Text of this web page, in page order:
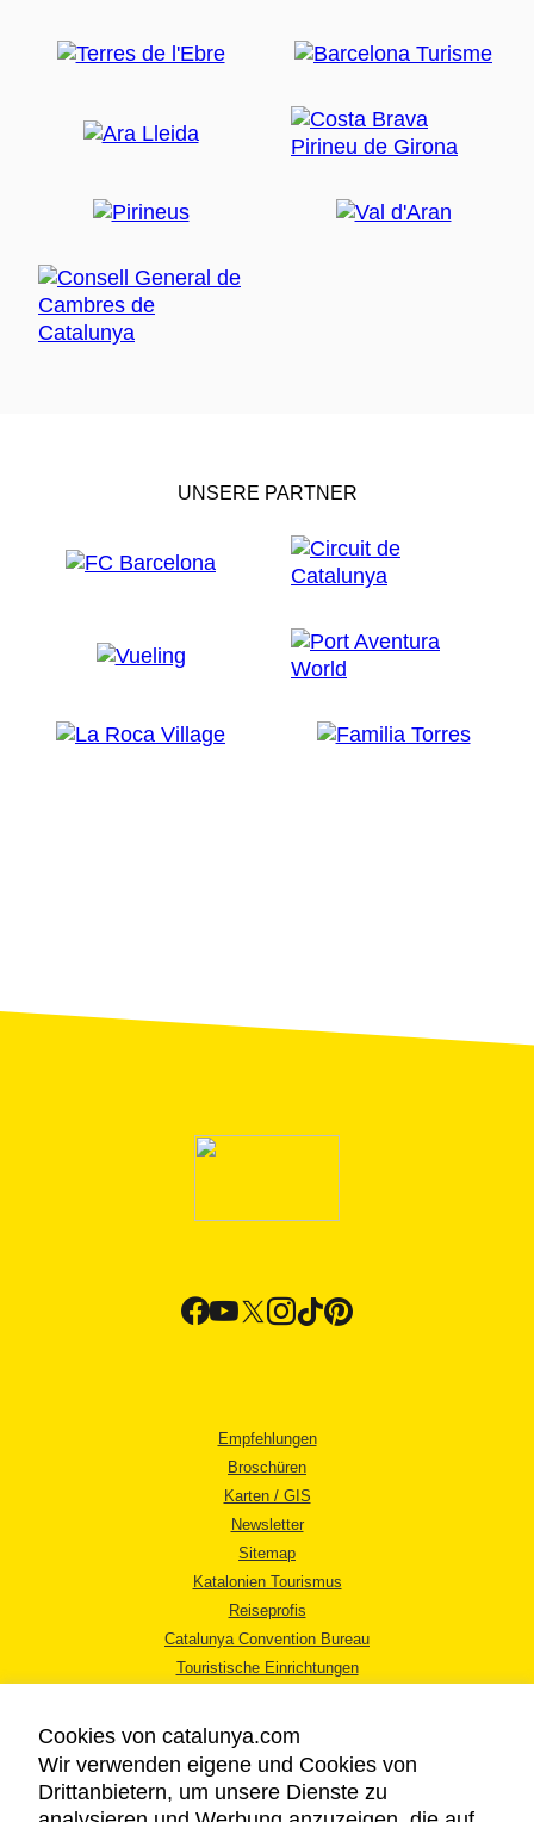
UNSERE PARTNER
Empfehlungen
Broschüren
Karten / GIS
Newsletter
Sitemap
Katalonien Tourismus
Reiseprofis
Catalunya Convention Bureau
Touristische Einrichtungen
Cookies von catalunya.com
Wir verwenden eigene und Cookies von
Drittanbietern, um unsere Dienste zu